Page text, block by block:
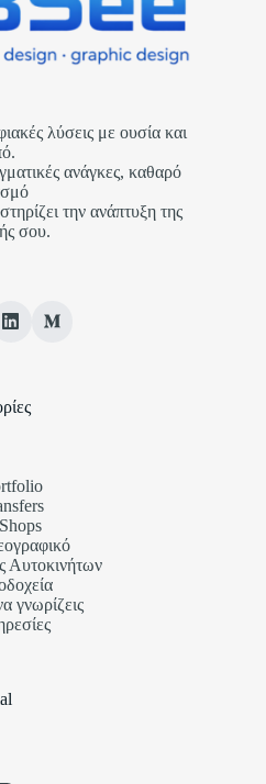
λύσεις με ουσία και
ανάγκες, καθαρό
την ανάπτυξη της
σου.
Αυτοκινήτων
γνωρίζεις